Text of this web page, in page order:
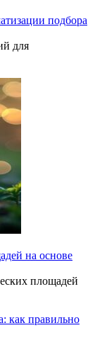
подбора
для
на основе
площадей